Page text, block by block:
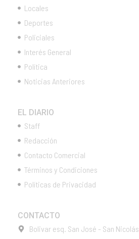
Locales
Deportes
Policiales
Interés General
Política
Noticias Anteriores
EL DIARIO
Staff
Redacción
Contacto Comercial
Términos y Condiciones
Políticas de Privacidad
CONTACTO
Bolivar esq. San José - San Nicolás